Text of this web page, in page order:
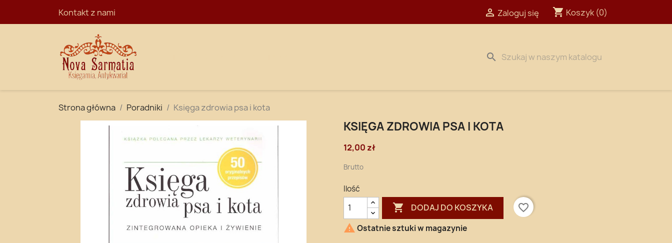
Kontakt z nami  Zaloguj się shopping_cart Koszyk (0)
search
Strona główna Poradniki Księga zdrowia psa i kota
KSIĘGA ZDROWIA PSA I KOTA
12,00 zł
Brutto
Ilość
 DODAJ DO KOSZYKA
favorite_border
 Ostatnie sztuki w magazynie